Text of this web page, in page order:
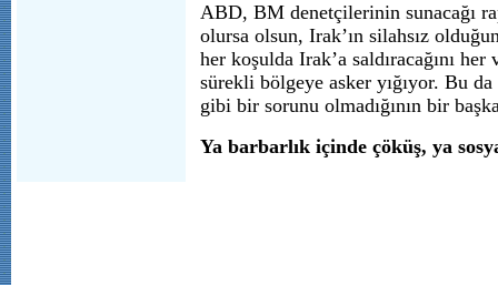
ABD, BM denetçilerinin sunacağı
olursa olsun, Irak’ın silahsız
her koşulda Irak’a saldıracağını
sürekli bölgeye asker yığıyor. Bu
gibi bir sorunu olmadığının bir
Ya barbarlık içinde çöküş, ya